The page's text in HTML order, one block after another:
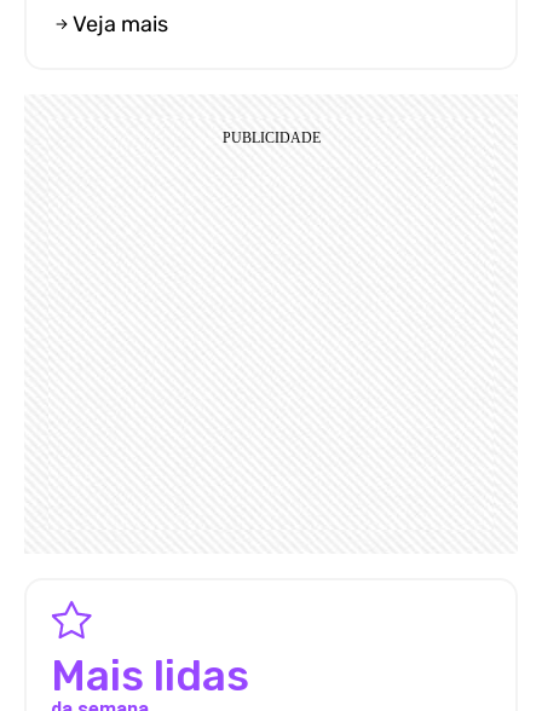
Veja mais
Mais lidas